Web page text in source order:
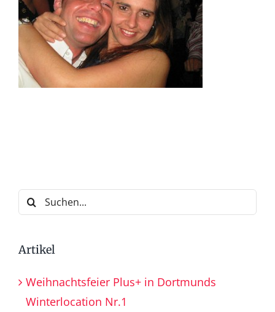
Suche
nach:
Artikel
Weihnachtsfeier Plus+ in Dortmunds
Winterlocation Nr.1